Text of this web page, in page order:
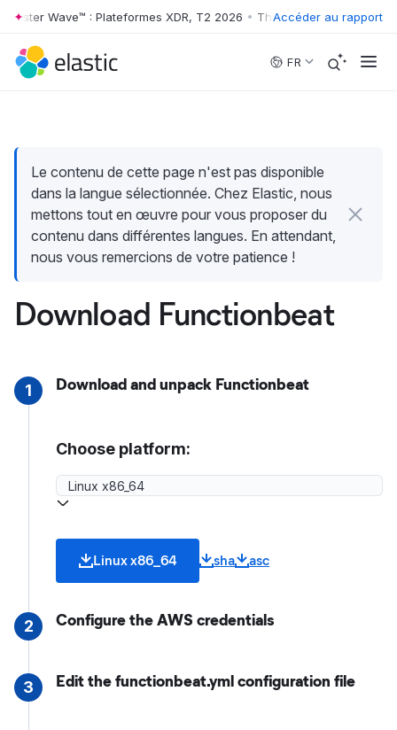
Skip to main content
Wave™ : Plateformes XDR, T2 2026 • The Forrester Wave™ :
Accéder au rapport
FR
Le contenu de cette page n'est pas disponible
dans la langue sélectionnée. Chez Elastic, nous
mettons tout en œuvre pour vous proposer du
contenu dans différentes langues. En attendant,
nous vous remercions de votre patience !
Download Functionbeat
1 Download and unpack Functionbeat
Choose platform:
Linux x86_64 sha asc
2 Configure the AWS credentials
3 Edit the functionbeat.yml configuration file